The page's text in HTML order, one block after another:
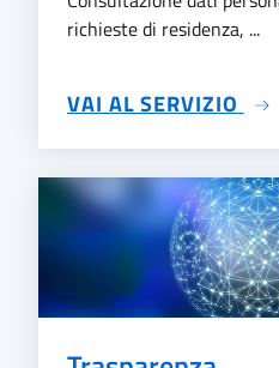
richieste di residenza, ...
VAI AL SERVIZIO